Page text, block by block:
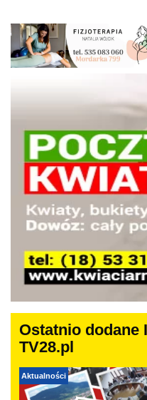
Ostatnio dodane
TV28.pl
Aktualności